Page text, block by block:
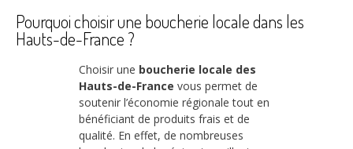
Pourquoi choisir une boucherie locale dans les
Hauts-de-France ?
Choisir une boucherie locale des
Hauts-de-France vous permet de
soutenir l’économie régionale tout en
bénéficiant de produits frais et de
qualité. En effet, de nombreuses